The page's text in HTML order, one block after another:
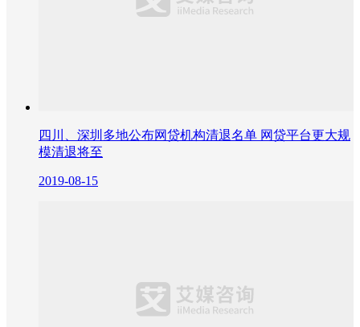
四川、深圳多地公布网贷机构清退名单 网贷平台更大规
模清退将至
2019-08-15